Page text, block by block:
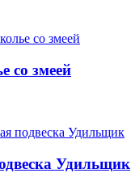
со змеей
Удильщик